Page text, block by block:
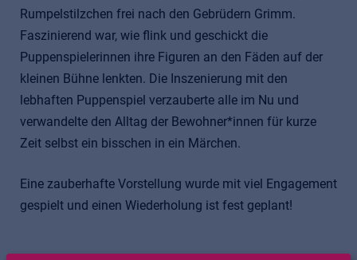
Rumpelstilzchen frei nach den Gebrüdern Grimm.
Faszinierend war, wie flink und geschickt die
Puppenspielerinnen ihre Figuren an den Fäden auf der
kleinen Bühne lenkten. Die Inszenierung mit den
lebhaften Puppenspiel verzauberte alle im Nu und
verwandelte den Alltag der Bewohner*innen für kurze
Zeit selbst ein bisschen in ein Märchen.
Eine zauberhafte Vorstellung wurde mit viel Engagement
gespielt und einen Wiederholung ist fest geplant!